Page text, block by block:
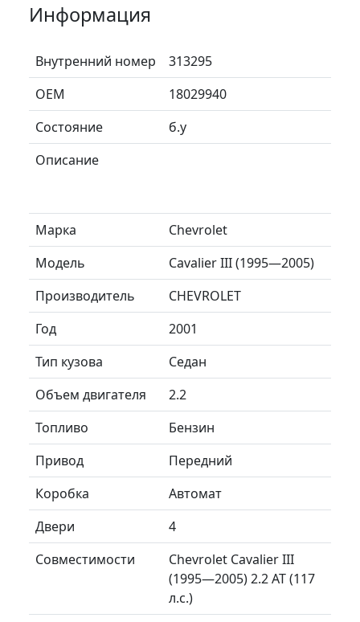
Информация
Внутренний номер
313295
ОЕМ
18029940
Состояние
б.у
Описание
Марка
Chevrolet
Модель
Cavalier III (1995—2005)
Производитель
CHEVROLET
Год
2001
Тип кузова
Седан
Объем двигателя
2.2
Топливо
Бензин
Привод
Передний
Коробка
Автомат
Двери
4
Совместимости
Chevrolet Cavalier III
(1995—2005) 2.2 AT (117
л.с.)